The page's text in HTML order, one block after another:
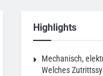
Highlights
Mechanisch,
Welches